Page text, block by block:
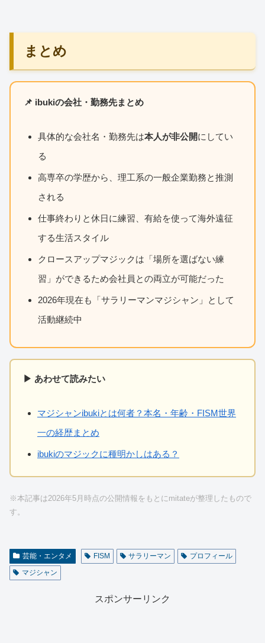
まとめ
📌 ibukiの会社・勤務先まとめ
具体的な会社名・勤務先は本人が非公開にしてい
る
高専卒の学歴から、理工系の一般企業勤務と推測
される
仕事終わりと休日に練習、有給を使って海外遠征
する生活スタイル
クロースアップマジックは「場所を選ばない練
習」ができるため会社員との両立が可能だった
2026年現在も「サラリーマンマジシャン」として
活動継続中
▶ あわせて読みたい
マジシャンibukiとは何者？本名・年齢・FISM世界
一の経歴まとめ
ibukiのマジックに種明かしはある？
※本記事は2026年5月時点の公開情報をもとにmitateが整理したもので
す。
芸能・エンタメ FISM サラリーマン
プロフィール
マジシャン
スポンサーリンク